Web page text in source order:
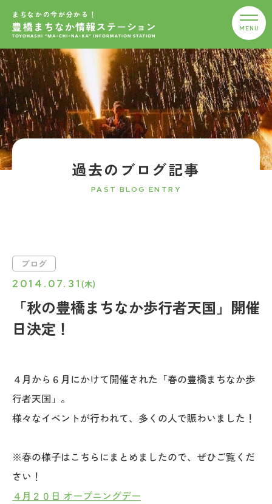
まちなかの今が分かる！
過去のブログ記事
PAST BLOG ENTRY
「秋の豊橋まちなか歩行者天国」開催
日決定！
2014.07.31 (木)
ブログ
４月から６月にかけて開催された「春の豊橋まちなか歩
行者天国」。
様々なイベントが行われて、多くの人で賑わいました！
※春の様子はこちらにまとめましたので、ぜひご覧くだ
さい！
４月２０日 オープニングデー